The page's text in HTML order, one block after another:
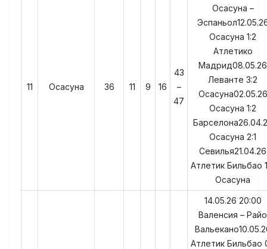
11 Осасуна 36 11 9 16
43
–
47
Осасуна –
Осасуна 1:2
Атлетико
Мадрид08.05.26
Леванте 3:2
Осасуна02.05.26
Осасуна 1:2
Осасуна 2:1
Севилья21.04.26
Атлетик Бильбао
Осасуна
14.05.26 20:00
Валенсия – Райо
Атлетик Бильбао